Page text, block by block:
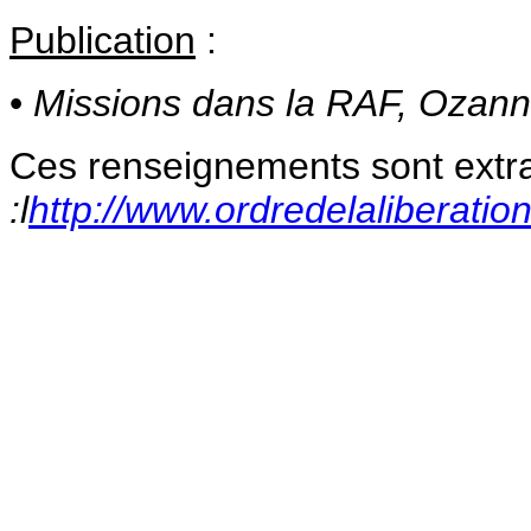
Publication :
• Missions dans la RAF,
Ces renseignements sont
:lhttp://